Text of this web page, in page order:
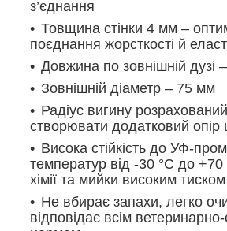
з’єднання
Товщина стінки 4 мм –
поєднання жорсткості й
Довжина по зовнішній дузі
Зовнішній діаметр – 75 мм
Радіус вигину
створювати додатковий опір
Висока стійкість до УФ-
температур від -30 °C до +70
хімії та мийки високим тиском
Не вбирає запахи, легко
відповідає всім